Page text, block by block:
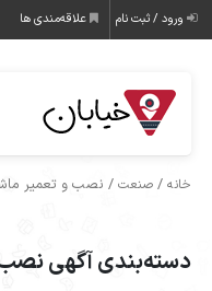
ورود / ثبت نام علاقه‌مندی ها
خانه /صنعت / نصب و تعمیر
دسته‌بندی آگهی